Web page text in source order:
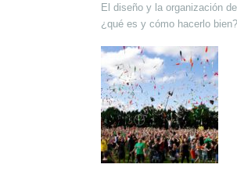
El diseño y la organización
¿qué es y cómo hacerlo bien?